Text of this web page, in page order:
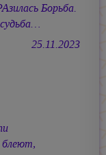
Борьба.
25.11.2023